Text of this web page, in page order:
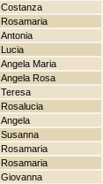
Costanza
Rosamaria
Antonia
Lucia
Angela Maria
Angela Rosa
Teresa
Rosalucia
Angela
Susanna
Rosamaria
Rosamaria
Giovanna